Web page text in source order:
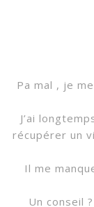
Pa mal , je
J’ai
récupérer un
Il me
Un conseil